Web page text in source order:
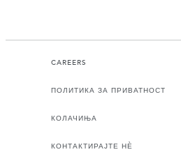
CAREERS
ПОЛИТИКА ЗА ПРИВАТНОСТ
КОЛАЧИЊА
КОНТАКТИРАЈТЕ НЀ